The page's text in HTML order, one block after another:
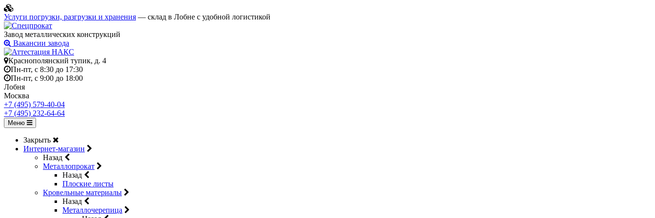
Услуги погрузки, разгрузки и хранения — склад в Лобне с удобной логистикой
Завод металлических конструкций
Вакансии завода
Краснополянский тупик, д. 4
Пн-пт, с 8:30 до 17:30
Пн-пт, с 9:00 до 18:00
Лобня
Москва
+7 (495) 579-40-04
+7 (495) 232-64-64
Меню
Закрыть
Интернет-магазин
Назад
Металлопрокат
Назад
Плоские листы
Кровельные материалы
Назад
Металлочерепица